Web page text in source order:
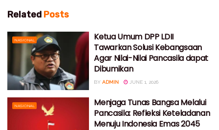
Related Posts
NASIONAL
Ketua Umum DPP LDII
Tawarkan Solusi Kebangsaan
Agar Nilai-Nilai Pancasila dapat
Dibumikan
BY ADMIN JUNE 1, 2026
NASIONAL
Menjaga Tunas Bangsa Melalui
Pancasila: Refleksi Keteladanan
Menuju Indonesia Emas 2045